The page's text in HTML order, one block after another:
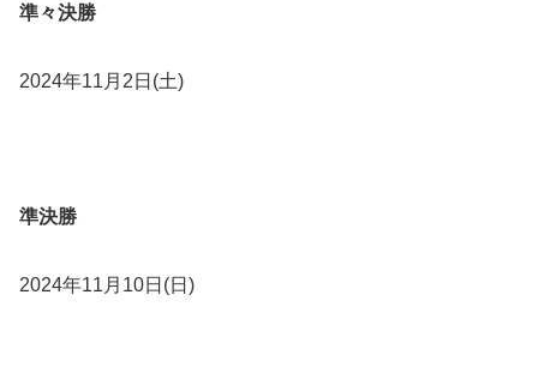
準々決勝
2024年11月2日(土)
準決勝
2024年11月10日(日)